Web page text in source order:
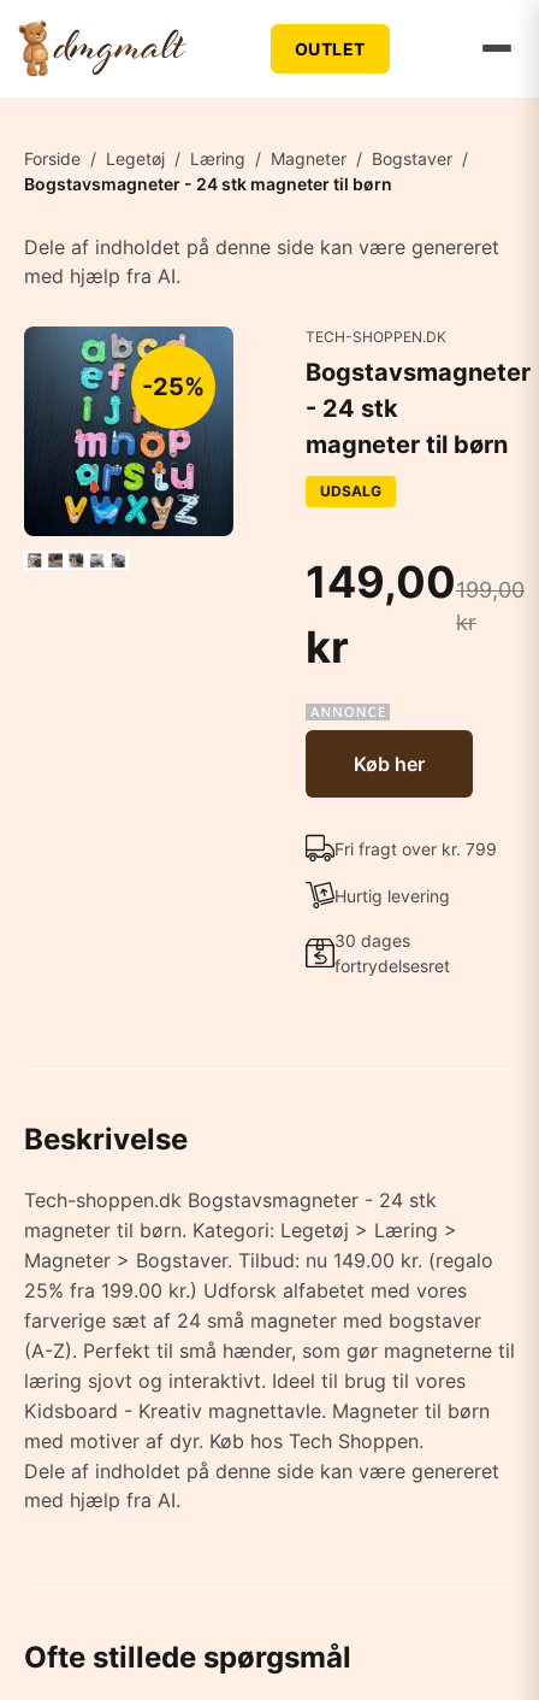
OUTLET
Forside / Legetøj / Læring / Magneter / Bogstaver /
Bogstavsmagneter - 24 stk magneter til børn
Dele af indholdet på denne side kan være genereret
med hjælp fra AI.
-25%
TECH-SHOPPEN.DK
Bogstavsmagneter
- 24 stk
magneter til børn
UDSALG
149,00
kr
199,00
kr
Køb her
Fri fragt over kr. 799
Hurtig levering
30 dages
fortrydelsesret
Beskrivelse
Tech-shoppen.dk Bogstavsmagneter - 24 stk
magneter til børn. Kategori: Legetøj > Læring >
Magneter > Bogstaver. Tilbud: nu 149.00 kr. (regalo
25% fra 199.00 kr.) Udforsk alfabetet med vores
farverige sæt af 24 små magneter med bogstaver
(A-Z). Perfekt til små hænder, som gør magneterne til
læring sjovt og interaktivt. Ideel til brug til vores
Kidsboard - Kreativ magnettavle. Magneter til børn
med motiver af dyr. Køb hos Tech Shoppen.
Dele af indholdet på denne side kan være genereret
med hjælp fra AI.
Ofte stillede spørgsmål